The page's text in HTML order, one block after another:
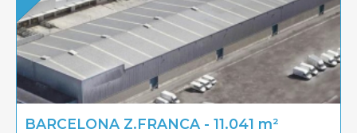
BARCELONA Z.FRANCA - 11.041 m²